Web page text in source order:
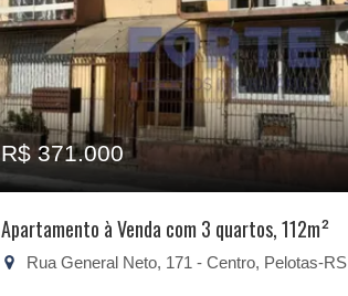
R$ 371.000
Apartamento à Venda com 3 quartos, 112m²
Rua General Neto, 171 - Centro, Pelotas-RS